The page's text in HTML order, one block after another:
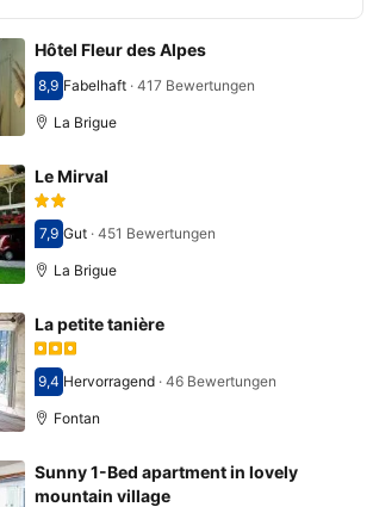
Hôtel Fleur des Alpes
Bewertet mit 8,9
8,9 Fabelhaft· 417 Bewertungen
La Brigue
Le Mirval
Bewertet mit 7,9
7,9 Gut· 451 Bewertungen
La Brigue
La petite tanière
Bewertet mit 9,4
9,4 Hervorragend· 46 Bewertungen
Fontan
Sunny 1-Bed apartment in lovely
mountain village